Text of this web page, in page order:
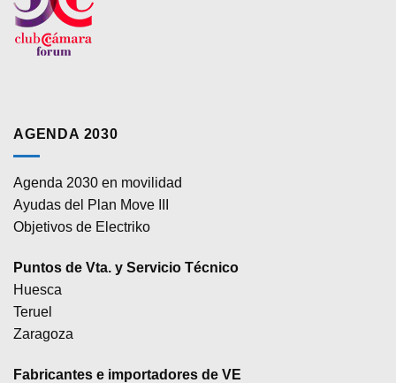
AGENDA 2030
Agenda 2030 en movilidad
Ayudas del Plan Move III
Objetivos de Electriko
Puntos de Vta. y Servicio Técnico
Huesca
Teruel
Zaragoza
Fabricantes e importadores de VE